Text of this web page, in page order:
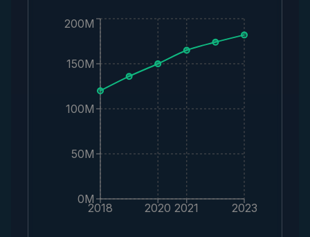
2018 2020 2021 2023
0M
50M
100M
150M
200M